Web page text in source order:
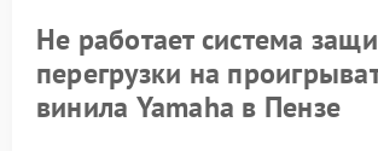
Не работает система
перегрузки на
винила Yamaha в Пензе